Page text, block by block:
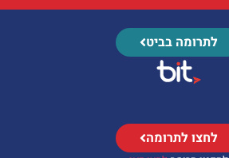
לתרומה בביט
לחצו לתרומה